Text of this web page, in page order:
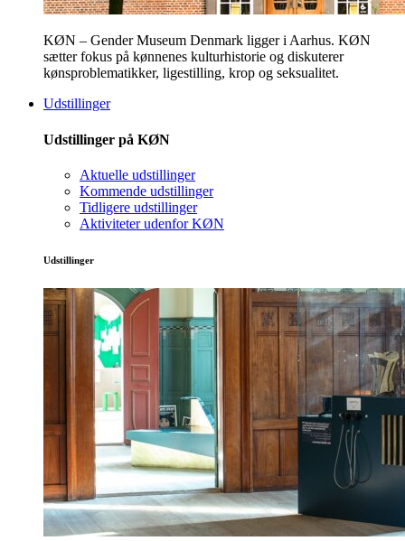
KØN – Gender Museum Denmark ligger i Aarhus. KØN
sætter fokus på kønnenes kulturhistorie og diskuterer
kønsproblematikker, ligestilling, krop og seksualitet.
Udstillinger
Udstillinger på KØN
Aktuelle udstillinger
Kommende udstillinger
Tidligere udstillinger
Aktiviteter udenfor KØN
Udstillinger